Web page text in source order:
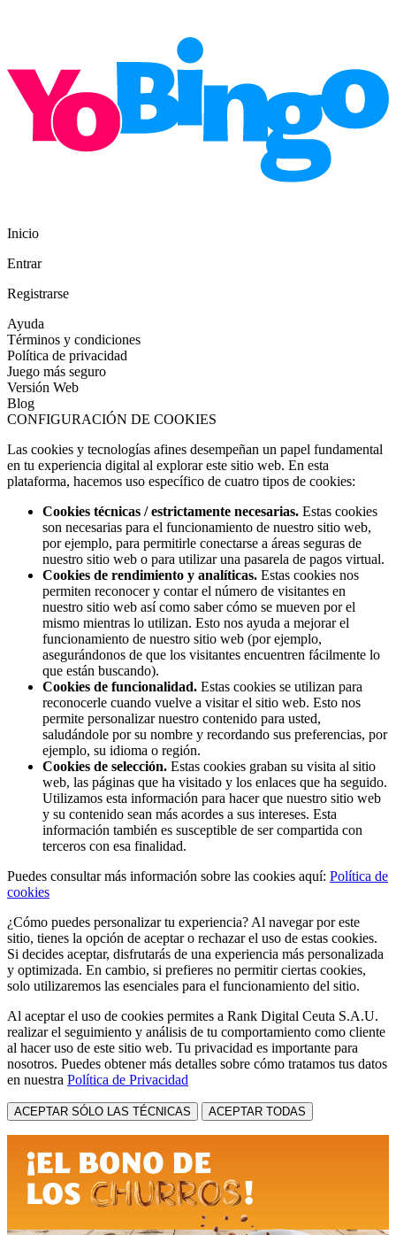
Inicio
Entrar
Registrarse
Ayuda
Términos y condiciones
Política de privacidad
Juego más seguro
Versión Web
Blog
CONFIGURACIÓN DE COOKIES
Las cookies y tecnologías afines desempeñan un papel fundamental
en tu experiencia digital al explorar este sitio web. En esta
plataforma, hacemos uso específico de cuatro tipos de cookies:
Cookies técnicas / estrictamente necesarias. Estas cookies
son necesarias para el funcionamiento de nuestro sitio web,
por ejemplo, para permitirle conectarse a áreas seguras de
nuestro sitio web o para utilizar una pasarela de pagos virtual.
Cookies de rendimiento y analíticas. Estas cookies nos
permiten reconocer y contar el número de visitantes en
nuestro sitio web así como saber cómo se mueven por el
mismo mientras lo utilizan. Esto nos ayuda a mejorar el
funcionamiento de nuestro sitio web (por ejemplo,
asegurándonos de que los visitantes encuentren fácilmente lo
que están buscando).
Cookies de funcionalidad. Estas cookies se utilizan para
reconocerle cuando vuelve a visitar el sitio web. Esto nos
permite personalizar nuestro contenido para usted,
saludándole por su nombre y recordando sus preferencias, por
ejemplo, su idioma o región.
Cookies de selección. Estas cookies graban su visita al sitio
web, las páginas que ha visitado y los enlaces que ha seguido.
Utilizamos esta información para hacer que nuestro sitio web
y su contenido sean más acordes a sus intereses. Esta
información también es susceptible de ser compartida con
terceros con esa finalidad.
Puedes consultar más información sobre las cookies aquí: Política de
cookies
¿Cómo puedes personalizar tu experiencia? Al navegar por este
sitio, tienes la opción de aceptar o rechazar el uso de estas cookies.
Si decides aceptar, disfrutarás de una experiencia más personalizada
y optimizada. En cambio, si prefieres no permitir ciertas cookies,
solo utilizaremos las esenciales para el funcionamiento del sitio.
Al aceptar el uso de cookies permites a Rank Digital Ceuta S.A.U.
realizar el seguimiento y análisis de tu comportamiento como cliente
al hacer uso de este sitio web. Tu privacidad es importante para
nosotros. Puedes obtener más detalles sobre cómo tratamos tus datos
en nuestra Política de Privacidad
ACEPTAR SÓLO LAS TÉCNICAS ACEPTAR TODAS